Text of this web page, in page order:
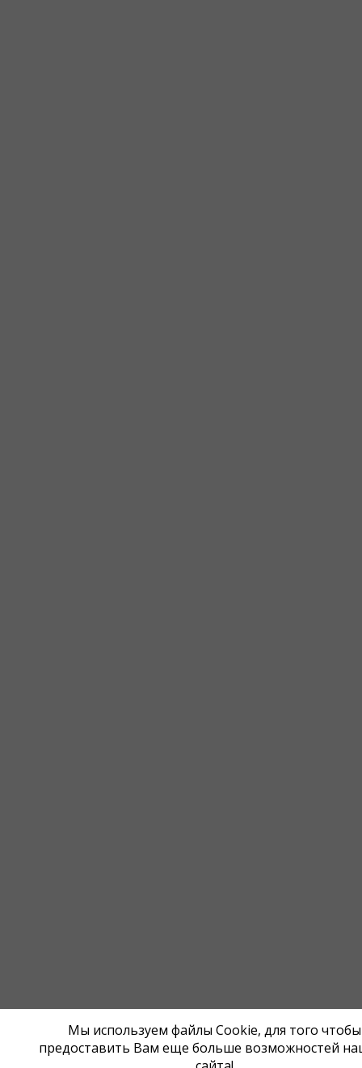
Мы используем файлы Cookie, для того чтобы
предоставить Вам еще больше возможностей